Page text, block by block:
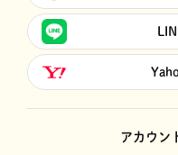
アカウン